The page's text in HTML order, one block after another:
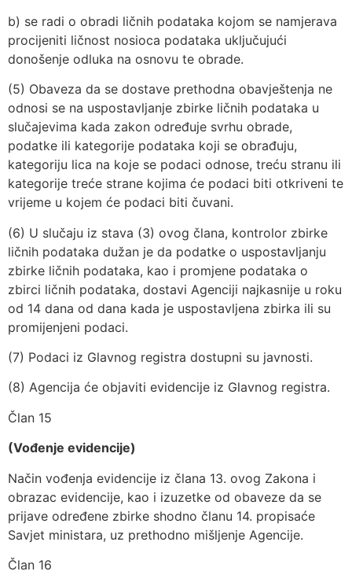
b) se radi o obradi ličnih podataka kojom se namjerava
procijeniti ličnost nosioca podataka uključujući
donošenje odluka na osnovu te obrade.
(5) Obaveza da se dostave prethodna obavještenja ne
odnosi se na uspostavljanje zbirke ličnih podataka u
slučajevima kada zakon određuje svrhu obrade,
podatke ili kategorije podataka koji se obrađuju,
kategoriju lica na koje se podaci odnose, treću stranu ili
kategorije treće strane kojima će podaci biti otkriveni te
vrijeme u kojem će podaci biti čuvani.
(6) U slučaju iz stava (3) ovog člana, kontrolor zbirke
ličnih podataka dužan je da podatke o uspostavljanju
zbirke ličnih podataka, kao i promjene podataka o
zbirci ličnih podataka, dostavi Agenciji najkasnije u roku
od 14 dana od dana kada je uspostavljena zbirka ili su
promijenjeni podaci.
(7) Podaci iz Glavnog registra dostupni su javnosti.
(8) Agencija će objaviti evidencije iz Glavnog registra.
Član 15
(Vođenje evidencije)
Način vođenja evidencije iz člana 13. ovog Zakona i
obrazac evidencije, kao i izuzetke od obaveze da se
prijave određene zbirke shodno članu 14. propisaće
Savjet ministara, uz prethodno mišljenje Agencije.
Član 16